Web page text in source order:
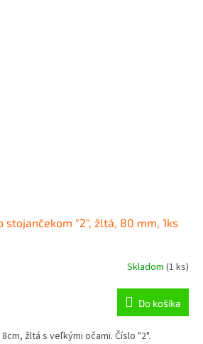
stojančekom "2", žltá, 80 mm, 1ks
Skladom (1 ks)
Do košíka
žltá s veľkými očami. Číslo "2".